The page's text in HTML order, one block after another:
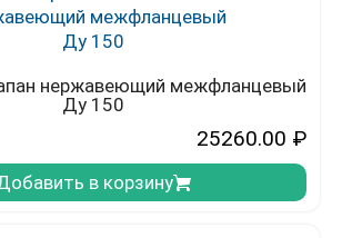
нержавеющий межфланцевый
Ду 150
25260.00 ₽
в корзину